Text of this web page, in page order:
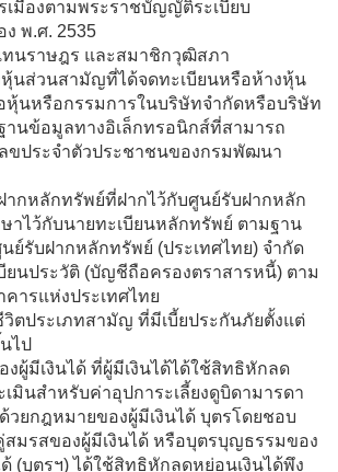
เมืองตามพระราชบัญญัติระเบียบ
ง พ.ศ. 2535
นราษฎร และสมาชิกวุฒิสภา
นส่วนสามัญที่ได้จดทะเบียนหรือห้างหุ้น
หุ้นหรือกรรมการในบริษัทจำกัดหรือบริษัท
นข้อมูลทางอิเล็กทรอนิกส์ที่สามารถ
ลขประจำตัวประชาชนของกรมพัฒนา
กหลักทรัพย์ที่ฝากไว้กับศูนย์รับฝากหลัก
าไว้กับนายทะเบียนหลักทรัพย์ ตามฐาน
ย์รับฝากหลักทรัพย์ (ประเทศไทย) จำกัด
ยนประวัติ (บัญชีถือครองตราสารหนี้) ตาม
ารแห่งประเทศไทย
วิตประเภทสามัญ ที่มีเบี้ยประกันภัยตั้งแต่
ไป
งผู้มีเงินได้ ที่ผู้มีเงินได้ได้ใช้สิทธิหักลด
เมินสำหรับค่าอุปการะเลี้ยงดูบิดามารดา
วยกฎหมายของผู้มีเงินได้ บุตรโดยชอบ
มรสของผู้มีเงินได้ หรือบุตรบุญธรรมของ
ด้ (บุตรฯ) ได้ใช้สิทธิหักลดหย่อนเงินได้พึง